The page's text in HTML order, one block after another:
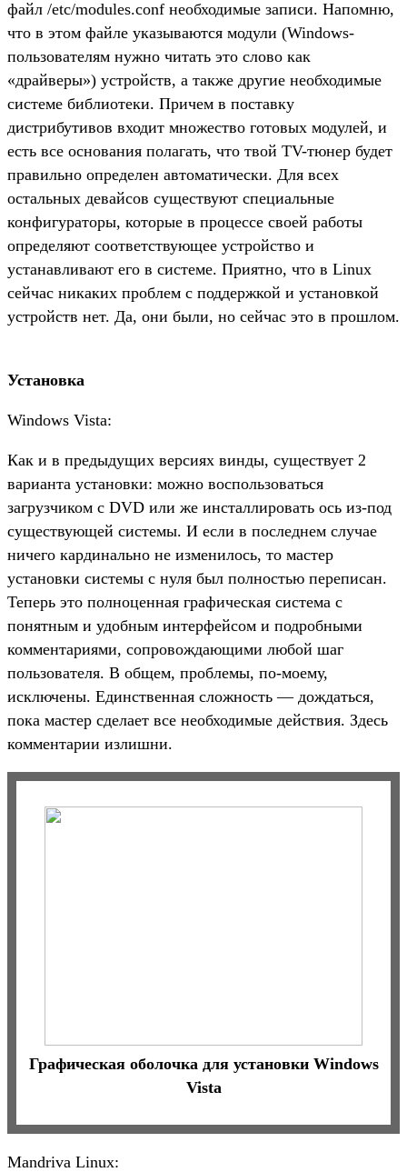
файл /etc/modules.conf необходимые записи. Напомню,
что в этом файле указываются модули (Windows-
пользователям нужно читать это слово как
«драйверы») устройств, а также другие необходимые
системе библиотеки. Причем в поставку
дистрибутивов входит множество готовых модулей, и
есть все основания полагать, что твой TV-тюнер будет
правильно определен автоматически. Для всех
остальных девайсов существуют специальные
конфигураторы, которые в процессе своей работы
определяют соответствующее устройство и
устанавливают его в системе. Приятно, что в Linux
сейчас никаких проблем с поддержкой и установкой
устройств нет. Да, они были, но сейчас это в прошлом.
Установка
Windows Vista:
Как и в предыдущих версиях винды, существует 2
варианта установки: можно воспользоваться
загрузчиком с DVD или же инсталлировать ось из-под
существующей системы. И если в последнем случае
ничего кардинально не изменилось, то мастер
установки системы с нуля был полностью переписан.
Теперь это полноценная графическая система с
понятным и удобным интерфейсом и подробными
комментариями, сопровождающими любой шаг
пользователя. В общем, проблемы, по-моему,
исключены. Единственная сложность — дождаться,
пока мастер сделает все необходимые действия. Здесь
комментарии излишни.
Графическая оболочка для установки Windows
Vista
Mandriva Linux: